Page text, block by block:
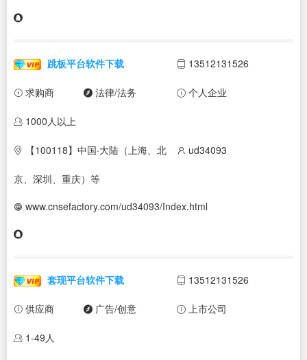
跳板平台软件下载 13512131526
求购商 法律/法务 个人企业
1000人以上
【100118】中国·大陆（上海、北
京、深圳、重庆）等
ud34093
www.cnsefactory.com/ud34093/Index.html
套现平台软件下载 13512131526
供应商 广告/创意 上市公司
1-49人